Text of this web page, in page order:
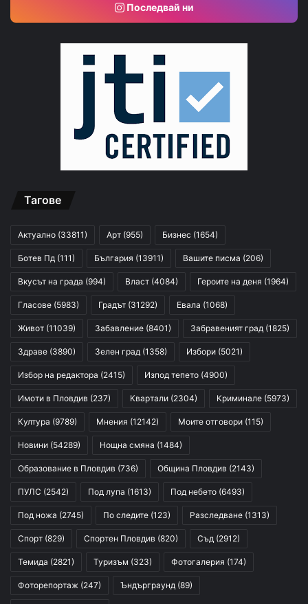
Последвай ни
Тагове
Актуално (33811) Арт (955) Бизнес (1654)
Ботев Пд (111) България (13911) Вашите писма (206)
Вкусът на града (994) Власт (4084) Героите на деня (1964)
Гласове (5983) Градът (31292) Евала (1068)
Живот (11039) Забавление (8401) Забравеният град (1825)
Здраве (3890) Зелен град (1358) Избори (5021)
Избор на редактора (2415) Изпод тепето (4900)
Имоти в Пловдив (237) Квартали (2304) Криминале (5973)
Култура (9789) Мнения (12142) Моите отговори (115)
Новини (54289) Нощна смяна (1484)
Образование в Пловдив (736) Община Пловдив (2143)
ПУЛС (2542) Под лупа (1613) Под небето (6493)
Под ножа (2745) По следите (123) Разследване (1313)
Спорт (829) Спортен Пловдив (820) Съд (2912)
Темида (2821) Туризъм (323) Фотогалерия (174)
Фоторепортаж (247) Ъндърграунд (89)